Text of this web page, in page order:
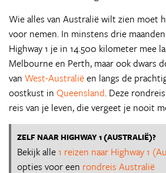
Wie alles van Australië wilt zien moet
voor nemen. In minstens drie
Highway 1 je in 14.500 kilometer mee
Melbourne en Perth, maar ook dwars
van West-Australiëen langs de
oostkust in Queensland. Deze
reis van je leven, die vergeet je nooit
ZELF NAAR HIGHWAY 1 (AUSTRALIË)?
Bekijk alle1 reizen naar Highway 1
opties voor een rondreis Australië